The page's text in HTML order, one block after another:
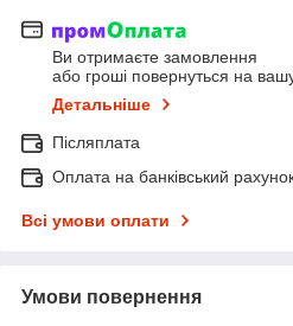
Ви отримаєте замовлення
або гроші повернуться на
Детальніше
Післяплата
Оплата на банківський
Всі умови оплати
Умови повернення